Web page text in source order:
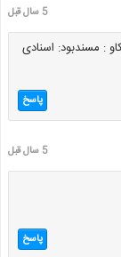
5 سال قبل
: مسندبود: اسنادی
پاسخ
5 سال قبل
پاسخ